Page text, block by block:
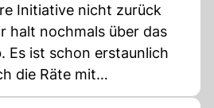
Initiative nicht zurück
halt nochmals über das
Es ist schon erstaunlich
die Räte mit
umgehen.